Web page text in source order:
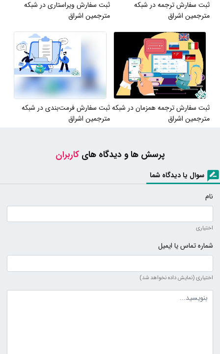
ثبت سفارش ترجمه در شبکه
مترجمین اشراق
ثبت سفارش ویراستاری در شبکه
مترجمین اشراق
ثبت سفارش ترجمه همزمان در شبکه
مترجمین اشراق
ثبت سفارش فرمت‌بندی در شبکه
مترجمین اشراق
پرسش ها و دیدگاه هایکاربران
سوال یا دیدگاه شما
نام
اختیاری
شماره تماس یا ایمیل
اختیاری (نمایش داده نخواهد شد)
متن دیدگاه